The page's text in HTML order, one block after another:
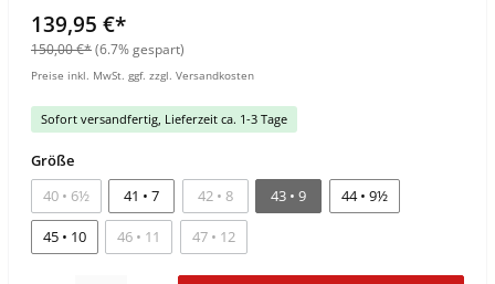
139,95 €*
150,00 €*(6.7% gespart)
Preise inkl. MwSt. ggf. zzgl. Versandkosten
Sofort versandfertig, Lieferzeit ca. 1-3 Tage
Größe
40 • 6½
41 • 7 42 • 8 43 • 9 44 • 9½
45 • 10 46 • 11 47 • 12